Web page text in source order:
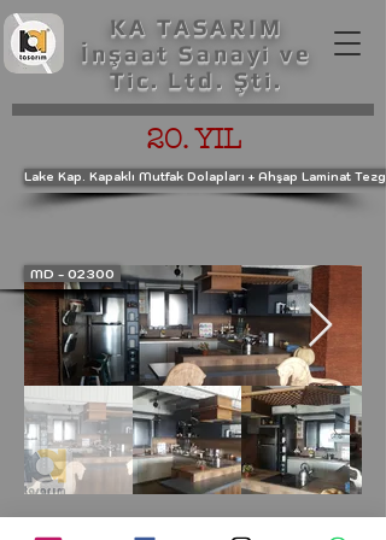
KA TASARIM
İnşaat Sanayi ve
Tic. Ltd. Şti.
20. YIL
Lake Kap. Kapaklı Mutfak Dolapları + Ahşap Laminat
MD - 02300